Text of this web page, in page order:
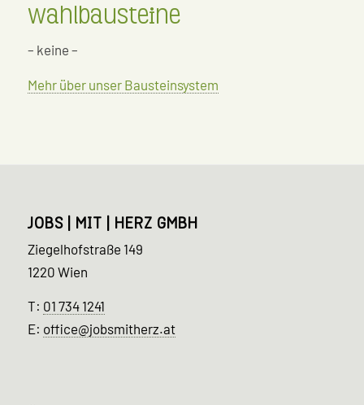
Wahlbausteine
– keine –
Mehr über unser Bausteinsystem
JOBS | MIT | HERZ GMBH
Ziegelhofstraße 149
1220 Wien
T: 01 734 1241
E: office@jobsmitherz.at